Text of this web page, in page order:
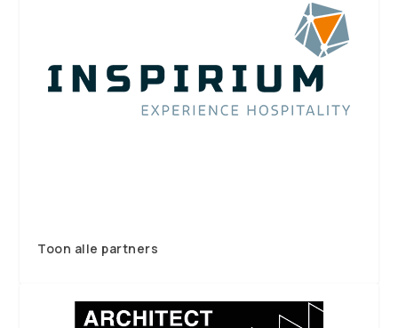
Toon alle partners